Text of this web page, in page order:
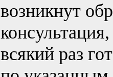
возникнут
всякий раз